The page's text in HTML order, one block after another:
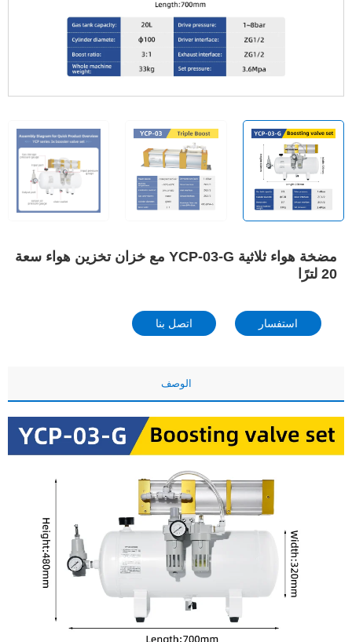
مضخة هواء ثلاثية YCP-03-G مع خزان تخزين هواء سعة
20 لترًا
استفسار اتصل بنا
الوصف